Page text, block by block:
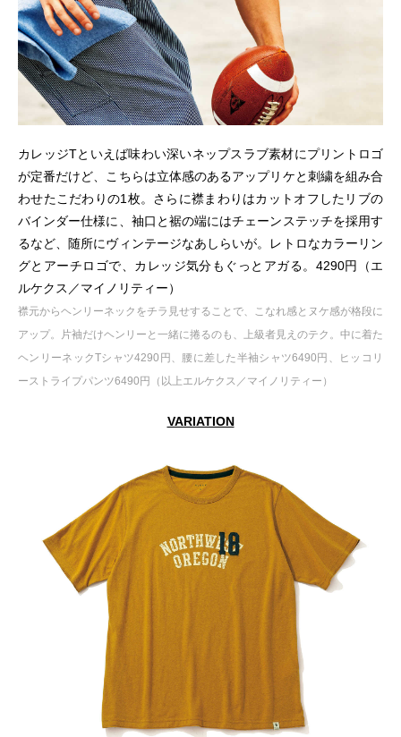
カレッジTといえば味わい深いネップスラブ素材にプリントロゴ
が定番だけど、こちらは立体感のあるアップリケと刺繍を組み合
わせたこだわりの1枚。さらに襟まわりはカットオフしたリブの
バインダー仕様に、袖口と裾の端にはチェーンステッチを採用す
るなど、随所にヴィンテージなあしらいが。レトロなカラーリン
グとアーチロゴで、カレッジ気分もぐっとアガる。4290円（エ
ルケクス／マイノリティー）
襟元からヘンリーネックをチラ見せすることで、こなれ感とヌケ感が格段に
アップ。片袖だけヘンリーと一緒に捲るのも、上級者見えのテク。中に着た
ヘンリーネックTシャツ4290円、腰に差した半袖シャツ6490円、ヒッコリ
ーストライプパンツ6490円（以上エルケクス／マイノリティー）
VARIATION